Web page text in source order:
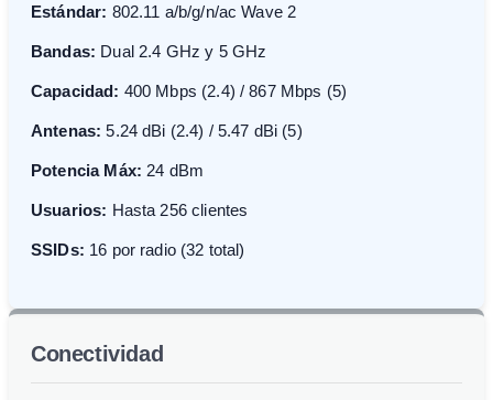
Estándar: 802.11 a/b/g/n/ac Wave 2
Bandas: Dual 2.4 GHz y 5 GHz
Capacidad: 400 Mbps (2.4) / 867 Mbps (5)
Antenas: 5.24 dBi (2.4) / 5.47 dBi (5)
Potencia Máx: 24 dBm
Usuarios: Hasta 256 clientes
SSIDs: 16 por radio (32 total)
Conectividad